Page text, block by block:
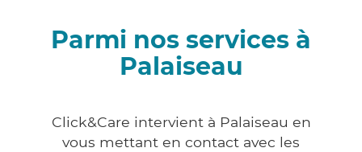
Parmi nos services à
Palaiseau
Click&Care intervient à Palaiseau en
vous mettant en contact avec les